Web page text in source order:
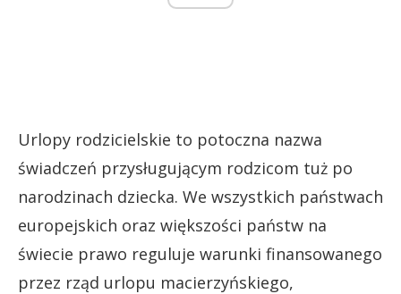
Urlopy rodzicielskie to potoczna nazwa
świadczeń przysługującym rodzicom tuż po
narodzinach dziecka. We wszystkich państwach
europejskich oraz większości państw na
świecie prawo reguluje warunki finansowanego
przez rząd urlopu macierzyńskiego,